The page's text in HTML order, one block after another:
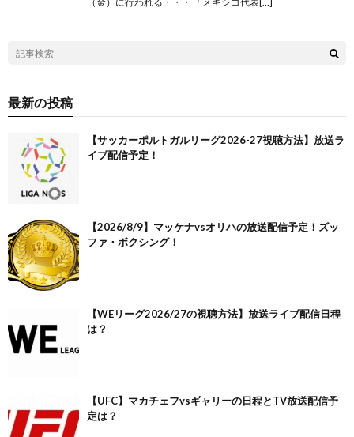
最新の投稿
【サッカーポルトガルリーグ2026-27視聴方法】放送ラ
イブ配信予定！
【2026/8/9】マッケナvsオリハの放送配信予定！ズッ
ファ・ボクシング！
【WEリーグ2026/27の視聴方法】放送ライブ配信日程
は？
【UFC】マカチェフvsギャリーの日程とTV放送配信予
定は？